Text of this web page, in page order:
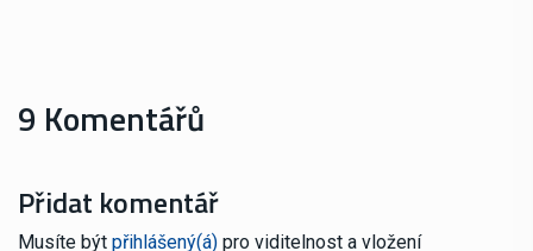
9 Komentářů
Přidat komentář
Musíte být přihlášený(á) pro viditelnost a vložení